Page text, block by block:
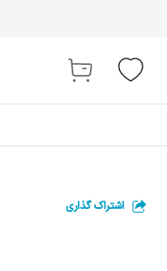
اشتراک گذاری